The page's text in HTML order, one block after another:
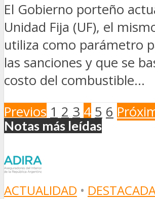
El Gobierno porteño
Unidad Fija (UF), el
utiliza como parámetro
las sanciones y que se
costo del combustible...
Previos 1 2 3 4 5 6
Notas más leídas
ACTUALIDAD •